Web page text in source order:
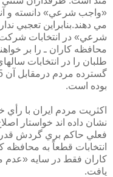
«واجب شرعي» دانسته و
مي دهند.بنابراين تعجبي
شرعي» در انتخابات شركت
محافظه كاران ـ را بر
طلبان را در انتخابات
بوده است.
اكثريت مردم ايران با رأي
نشان داده اند خواستار
فعلي حاكم بري گردش
انتخابات قطعاً به محافظه
كاران فقط در سايه
يافت.